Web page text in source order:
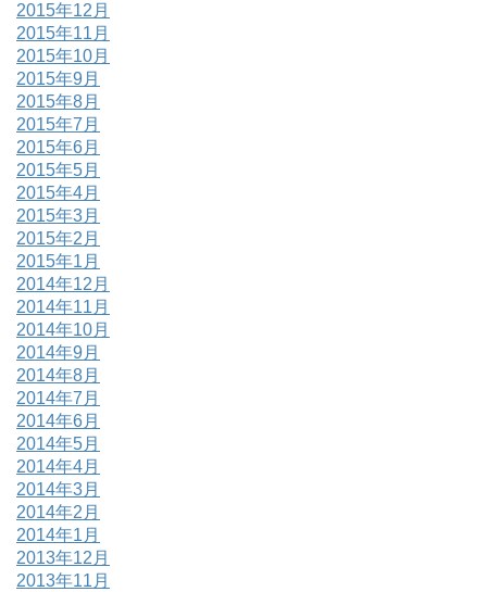
2015年12月
2015年11月
2015年10月
2015年9月
2015年8月
2015年7月
2015年6月
2015年5月
2015年4月
2015年3月
2015年2月
2015年1月
2014年12月
2014年11月
2014年10月
2014年9月
2014年8月
2014年7月
2014年6月
2014年5月
2014年4月
2014年3月
2014年2月
2014年1月
2013年12月
2013年11月